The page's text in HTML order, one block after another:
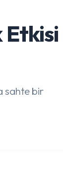
Etkisi
sahte bir